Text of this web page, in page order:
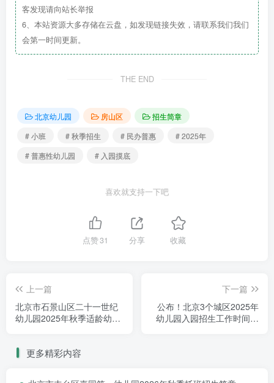
四、采集时间
下午17点止（过期将无法填写，如需延期填
报或有其他咨询需求请拨打以下咨询电话）
客发现请向站长举报
6、本站资源大多存储在云盘，如发现链接失效，请联系我们我们
会第一时间更新。
THE END
北京幼儿园 房山区
招生简章
# 小班
# 秋季招生 # 民办普惠
# 2025年
# 普惠性幼儿园
# 入园摸底
喜欢就支持一下吧
点赞31 分享 收藏
上一篇
北京市石景山区二十一世纪
幼儿园2025年秋季适龄幼儿
下一篇
公布！北京3个城区2025年
幼儿园入园招生工作时间确
更多精彩内容